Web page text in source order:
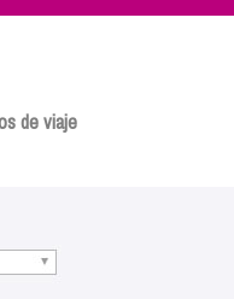
de viaje